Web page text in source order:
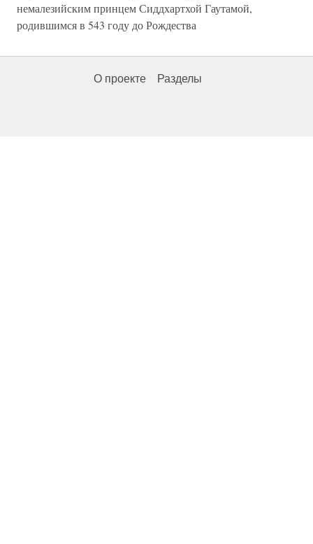
немалезийским принцем Сиддхартхой Гаутамой,
родившимся в 543 году до Рождества
О проекте Разделы